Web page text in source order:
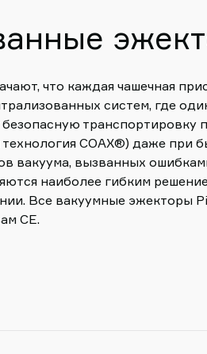
что каждая чашечная
систем, где
транспортировку
COAX®) даже при
вакуума, вызванных
наиболее гибким
Все вакуумные эжекторы
CE.